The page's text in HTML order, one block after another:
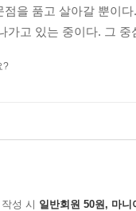
점을 품고 살아갈 뿐이
가고 있는 중이다. 그
?
성 시 일반회원 50원, 마니